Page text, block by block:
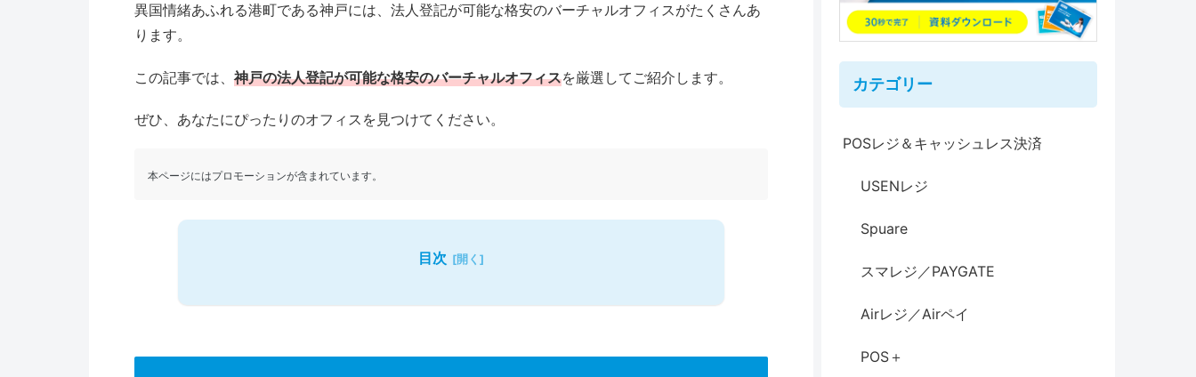
異国情緒あふれる港町である神戸には、法人登記が可能な格安のバーチャルオフィスがたくさんあ
ります。
この記事では、神戸の法人登記が可能な格安のバーチャルオフィスを厳選してご紹介します。
ぜひ、あなたにぴったりのオフィスを見つけてください。
本ページにはプロモーションが含まれています。
目次
カテゴリー
POSレジ＆キャッシュレス決済
USENレジ
Spuare
スマレジ／PAYGATE
Airレジ／Airペイ
POS＋